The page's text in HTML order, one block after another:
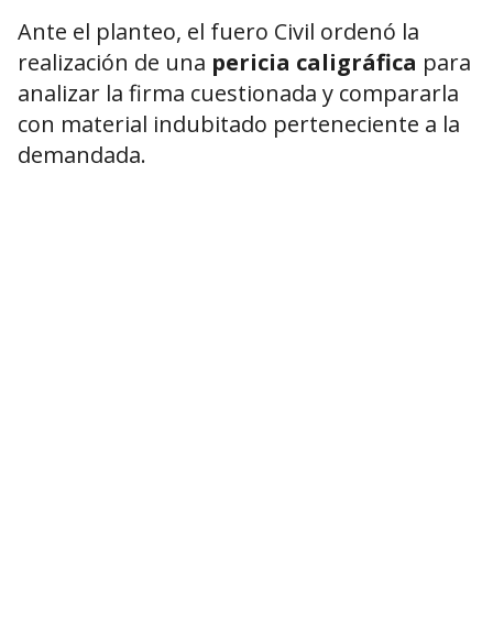
Ante el planteo, el fuero Civil ordenó la
realización de una pericia caligráfica para
analizar la firma cuestionada y compararla
con material indubitado perteneciente a la
demandada.